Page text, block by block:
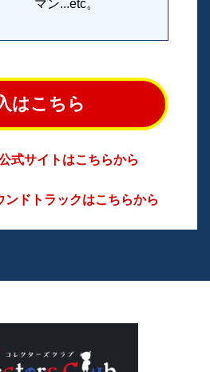
マン...etc。
はこちら
式サイトはこちらから
ンドトラックはこちらから